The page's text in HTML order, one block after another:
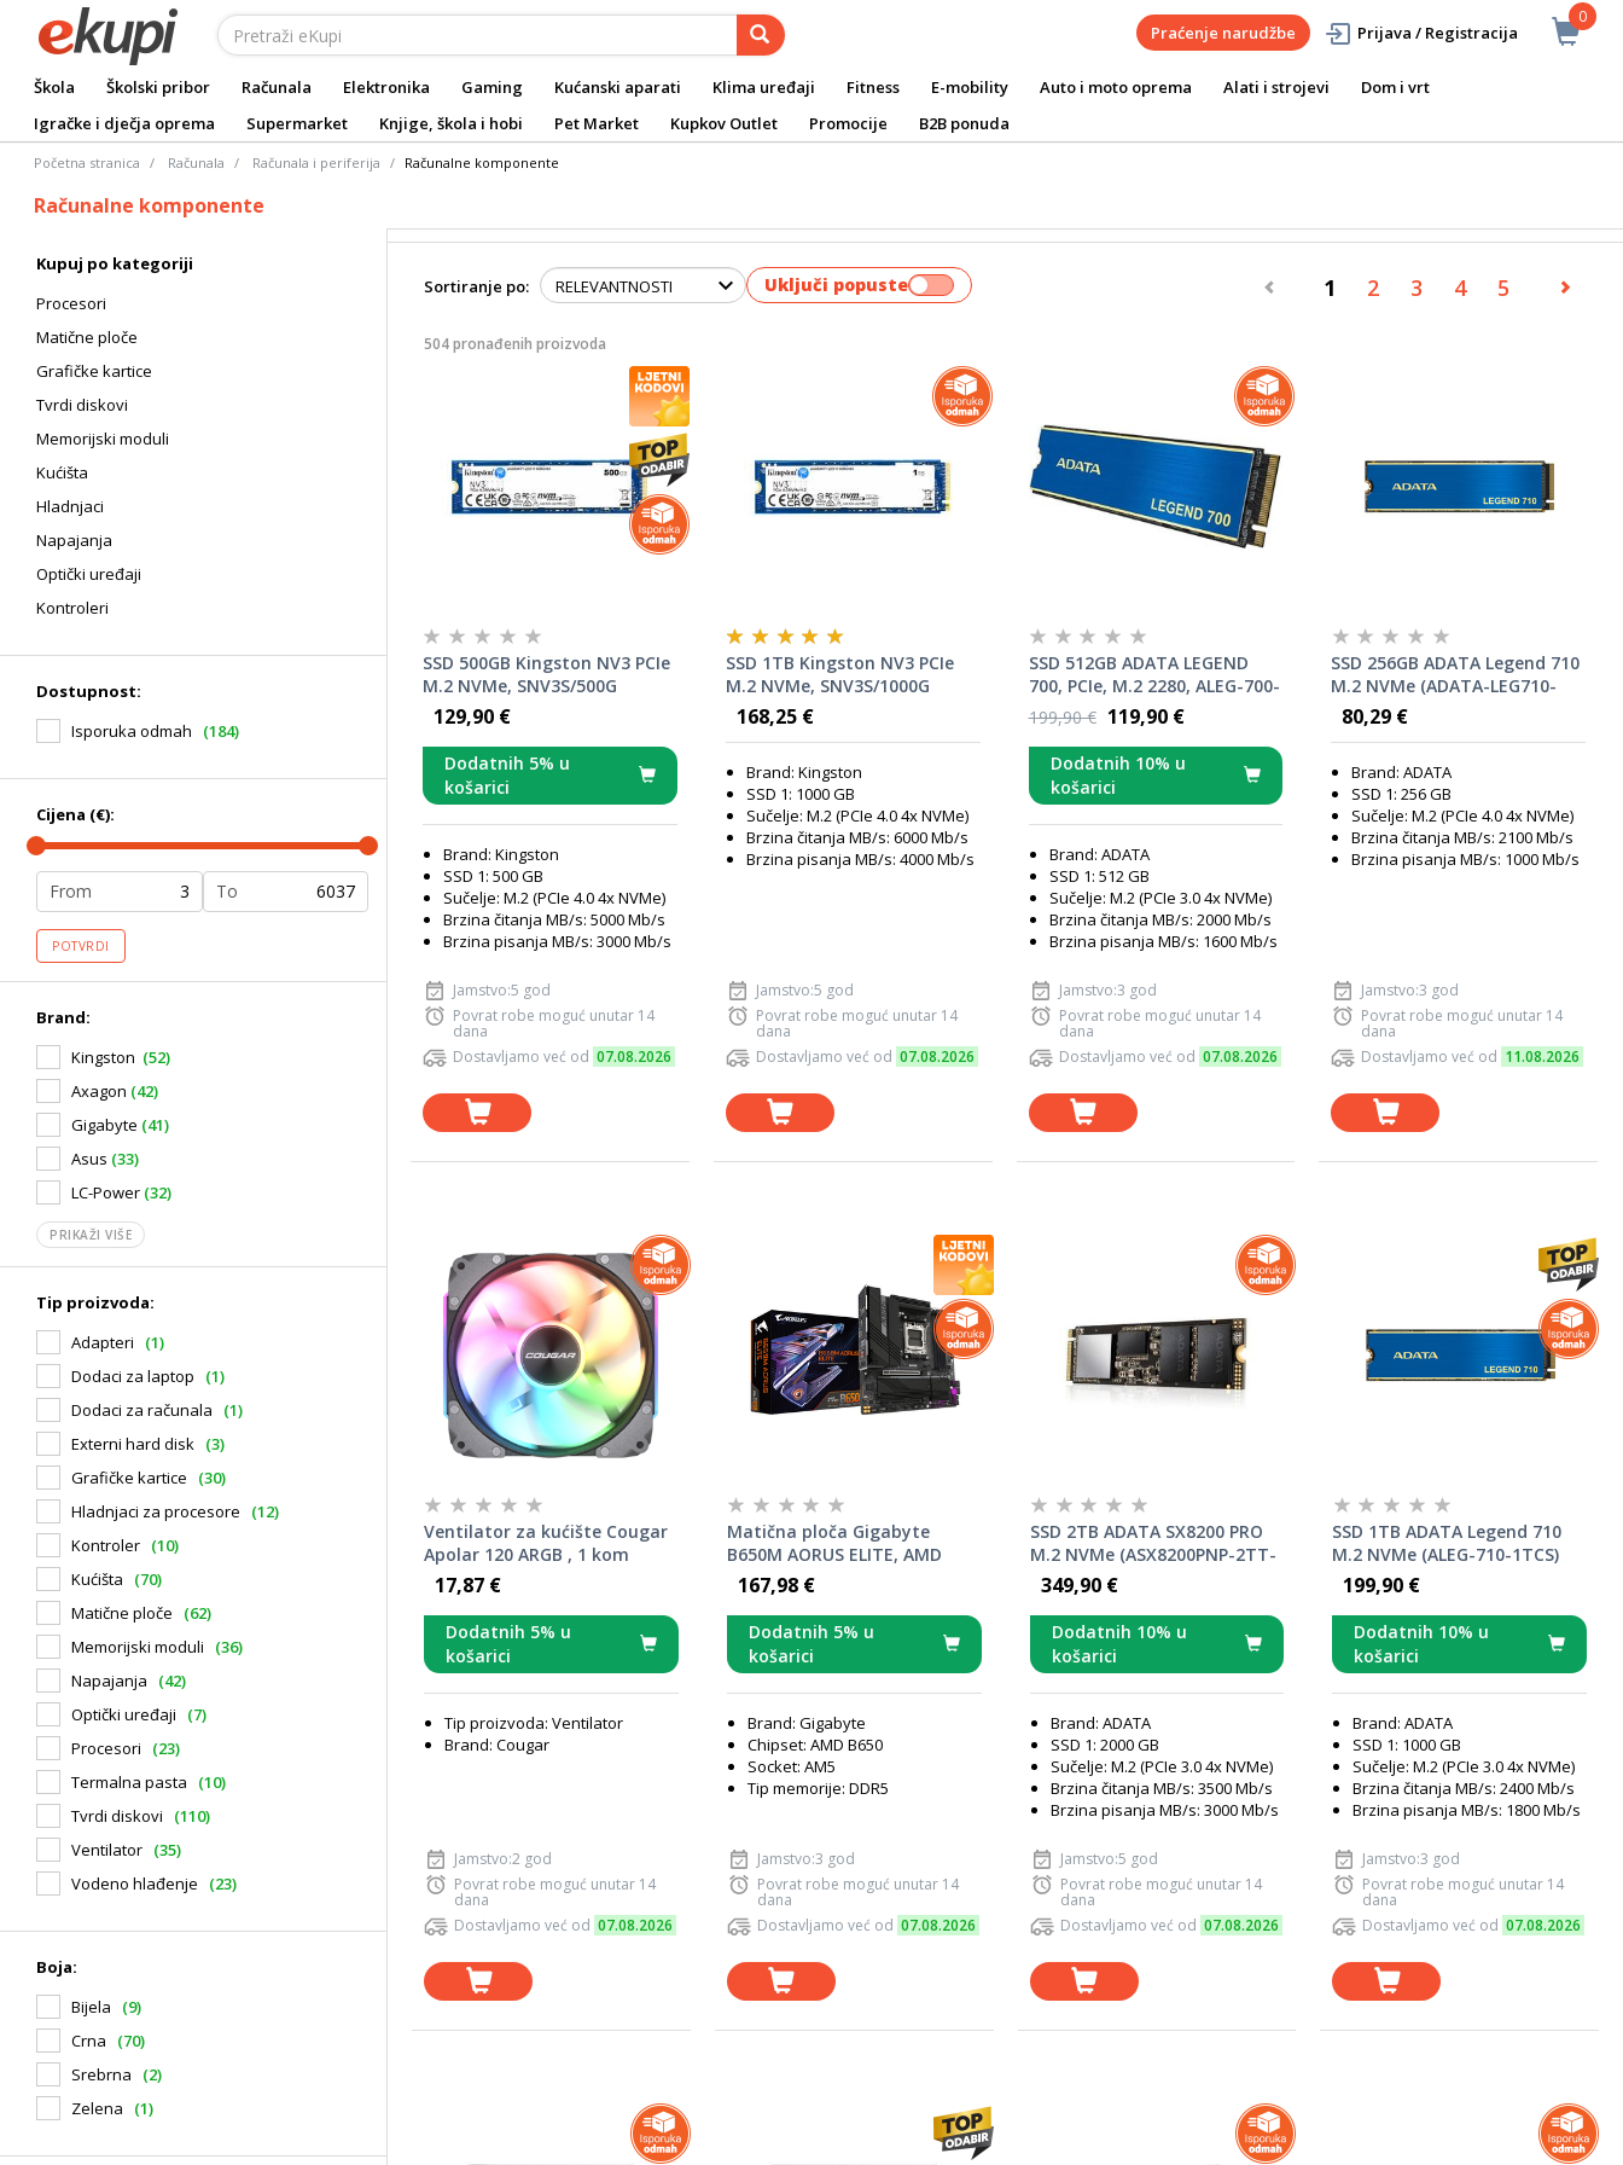
0
Praćenje narudžbe Prijava / Registracija
Škola Školski pribor Računala Elektronika Gaming Kućanski aparati Klima uređaji Fitness E-mobility Auto i moto oprema Alati i strojevi
Dom i vrt
Igračke i dječja oprema
Supermarket Knjige, škola i hobi Pet Market Kupkov Outlet Promocije B2B ponuda
Početna stranica Računala Računala i periferija Računalne komponente
Računalne komponente
Kupuj po kategoriji
Procesori
Matične ploče
Grafičke kartice
Tvrdi diskovi
Memorijski moduli
Kućišta
Hladnjaci
Napajanja
Optički uređaji
Kontroleri
Dostupnost:
Isporuka odmah
(184)
Cijena (€):
From To
POTVRDI
Brand:
Kingston (52)
Axagon (42)
Gigabyte (41)
Asus (33)
LC-Power (32)
PRIKAŽI VIŠE
Tip proizvoda:
Adapteri
(1)
Dodaci za laptop
(1)
Dodaci za računala
(1)
Externi hard disk (3)
Grafičke kartice
(30)
Hladnjaci za procesore
(12)
Kontroler (10)
Kućišta
(70)
Matične ploče
(62)
Memorijski moduli
(36)
Napajanja
(42)
Optički uređaji
(7)
Procesori
(23)
Termalna pasta
(10)
Tvrdi diskovi
(110)
Ventilator (35)
Vodeno hlađenje
(23)
Boja:
Bijela
(9)
Crna
(70)
Srebrna
(2)
Zelena
(1)
Sortiranje po: Uključi popuste 1 2 3 4 5
504 pronađenih proizvoda
SSD 500GB Kingston NV3 PCIe
M.2 NVMe, SNV3S/500G
129,90 €
Dodatnih 5% u
košarici
Brand: Kingston
SSD 1: 500 GB
Sučelje: M.2 (PCIe 4.0 4x NVMe)
Brzina čitanja MB/s: 5000 Mb/s
Brzina pisanja MB/s: 3000 Mb/s
Jamstvo:5 god
Povrat robe moguć unutar 14
dana
Dostavljamo već od 07.08.2026
SSD 1TB Kingston NV3 PCIe
M.2 NVMe, SNV3S/1000G
168,25 €
Brand: Kingston
SSD 1: 1000 GB
Sučelje: M.2 (PCIe 4.0 4x NVMe)
Brzina čitanja MB/s: 6000 Mb/s
Brzina pisanja MB/s: 4000 Mb/s
Jamstvo:5 god
Povrat robe moguć unutar 14
dana
Dostavljamo već od 07.08.2026
SSD 512GB ADATA LEGEND
700, PCIe, M.2 2280, ALEG-700-
512GCS
199,90 € 119,90 €
Dodatnih 10% u
košarici
Brand: ADATA
SSD 1: 512 GB
Sučelje: M.2 (PCIe 3.0 4x NVMe)
Brzina čitanja MB/s: 2000 Mb/s
Brzina pisanja MB/s: 1600 Mb/s
Jamstvo:3 god
Povrat robe moguć unutar 14
dana
Dostavljamo već od 07.08.2026
SSD 256GB ADATA Legend 710
M.2 NVMe (ADATA-LEG710-
256G)
80,29 €
Brand: ADATA
SSD 1: 256 GB
Sučelje: M.2 (PCIe 4.0 4x NVMe)
Brzina čitanja MB/s: 2100 Mb/s
Brzina pisanja MB/s: 1000 Mb/s
Jamstvo:3 god
Povrat robe moguć unutar 14
dana
Dostavljamo već od 11.08.2026
Ventilator za kućište Cougar
Apolar 120 ARGB , 1 kom
17,87 €
Dodatnih 5% u
košarici
Tip proizvoda: Ventilator
Brand: Cougar
Jamstvo:2 god
Povrat robe moguć unutar 14
dana
Dostavljamo već od 07.08.2026
Matična ploča Gigabyte
B650M AORUS ELITE, AMD
B650, AM5, mATX (B650M
AORUS ELITE)
167,98 €
Dodatnih 5% u
košarici
Brand: Gigabyte
Chipset: AMD B650
Socket: AM5
Tip memorije: DDR5
Jamstvo:3 god
Povrat robe moguć unutar 14
dana
Dostavljamo već od 07.08.2026
SSD 2TB ADATA SX8200 PRO
M.2 NVMe (ASX8200PNP-2TT-
C)349,90 €
Dodatnih 10% u
košarici
Brand: ADATA
SSD 1: 2000 GB
Sučelje: M.2 (PCIe 3.0 4x NVMe)
Brzina čitanja MB/s: 3500 Mb/s
Brzina pisanja MB/s: 3000 Mb/s
Jamstvo:5 god
Povrat robe moguć unutar 14
dana
Dostavljamo već od 07.08.2026
SSD 1TB ADATA Legend 710
M.2 NVMe (ALEG-710-1TCS)
199,90 €
Dodatnih 10% u
košarici
Brand: ADATA
SSD 1: 1000 GB
Sučelje: M.2 (PCIe 3.0 4x NVMe)
Brzina čitanja MB/s: 2400 Mb/s
Brzina pisanja MB/s: 1800 Mb/s
Jamstvo:3 god
Povrat robe moguć unutar 14
dana
Dostavljamo već od 07.08.2026